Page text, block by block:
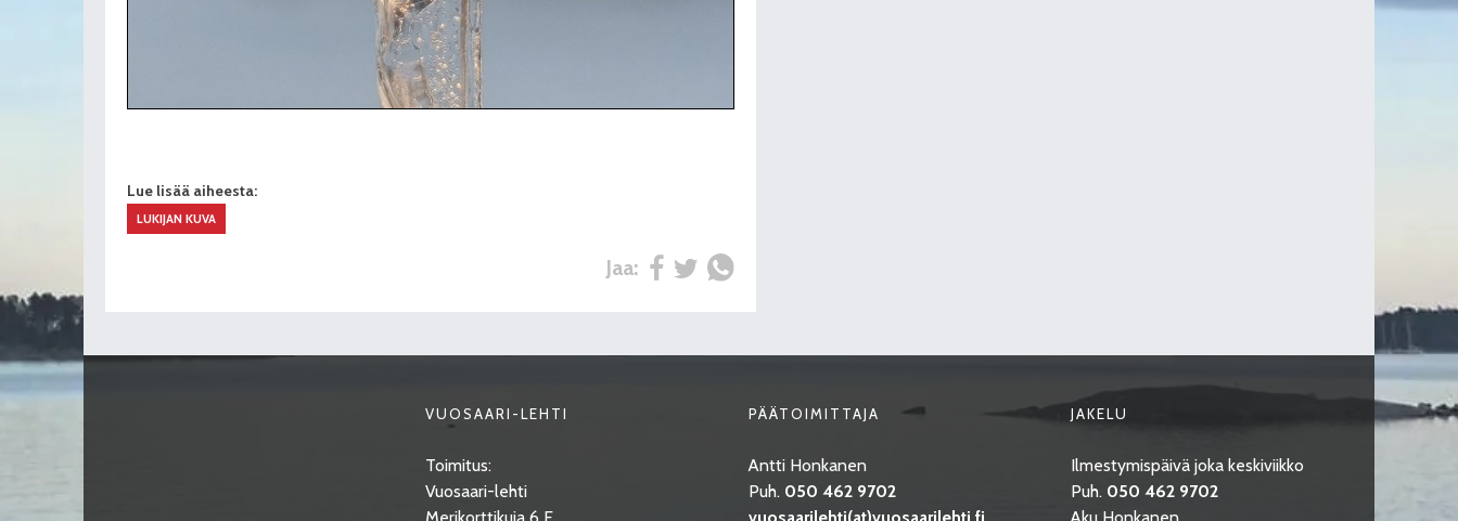
Lue lisää aiheesta:
LUKIJAN KUVA
Jaa:
VUOSAARI-LEHTI
Toimitus:
Vuosaari-lehti
PÄÄTOIMITTAJA
Antti Honkanen
Puh. 050 462 9702
JAKELU
Ilmestymispäivä joka keskiviikko
Puh. 050 462 9702